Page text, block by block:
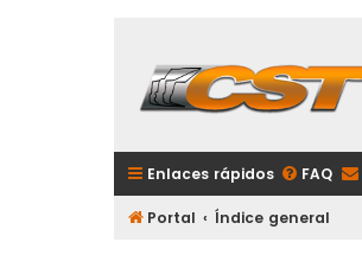
Enlaces rápidos FAQ
Portal Índice general